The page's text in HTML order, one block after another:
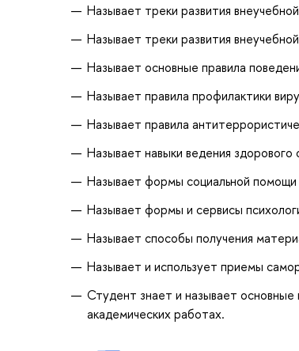
Называет треки развития
Называет треки развития
Называет основные правила
Называет правила профилактики
Называет правила
Называет навыки ведения здорового
Называет формы социальной
Называет формы и сервисы
Называет способы получения
Называет и использует приемы
Студент знает и называет основные
академических работах.